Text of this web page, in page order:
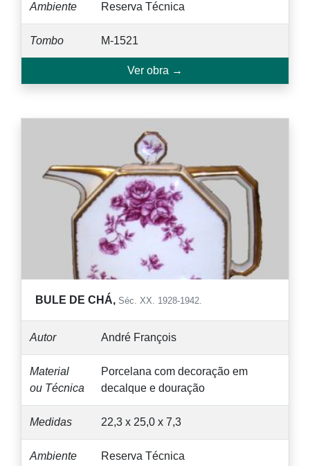
Ambiente Reserva Técnica
Tombo M-1521
Ver obra →
BULE DE CHÁ, Séc. XX. 1928-1942.
Autor André François
Material
ou Técnica
Porcelana com decoração em
decalque e douração
Medidas 22,3 x 25,0 x 7,3
Ambiente Reserva Técnica